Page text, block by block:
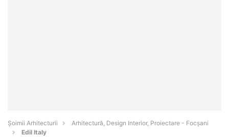
Șoimii Arhitecturii
Arhitectură, Design Interior, Proiectare - Focşani
Edil Italy